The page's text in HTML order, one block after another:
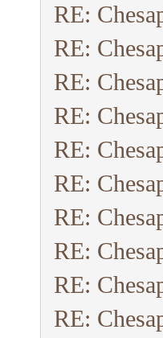
RE:
RE:
RE:
RE:
RE:
RE:
RE:
RE:
RE:
RE: